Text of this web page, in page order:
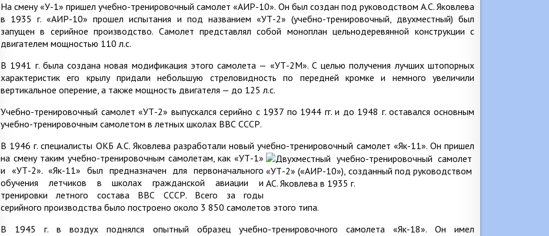
На смену «У-1» пришел учебно-тренировочный самолет «АИР-10». Он был создан под руководством А.С. Яковлева
в 1935 г. «АИР-10» прошел испытания и под названием «УТ-2» (учебно-тренировочный, двухместный) был
запущен в серийное производство. Самолет представлял собой моноплан цельнодеревянной конструкции с
двигателем мощностью 110 л.с.
В 1941 г. была создана новая модификация этого самолета — «УТ-2М». С целью получения лучших штопорных
характеристик его крылу придали небольшую стреловидность по передней кромке и немного увеличили
вертикальное оперение, а также мощность двигателя — до 125 л.с.
Учебно-тренировочный самолет «УТ-2» выпускался серийно с 1937 по 1944 гг. и до 1948 г. оставался основным
учебно-тренировочным самолетом в летных школах ВВС СССР.
В 1946 г. специалисты ОКБ А.С. Яковлева разработали новый учебно-тренировочный самолет «Як-11». Он пришел
на сменутаким учебно-тренировочным самолетам, как «УТ-1»
и «УТ-2». «Як-11» был предназначен для первоначального
обучения летчиков в школах гражданской авиации и
тренировки летного состава ВВС СССР. Всего за годы
серийного производства было построено около 3 850 самолетов этого типа.
В 1945 г. в воздух поднялся опытный образец учебно-тренировочного самолета «Як-18». Он имел